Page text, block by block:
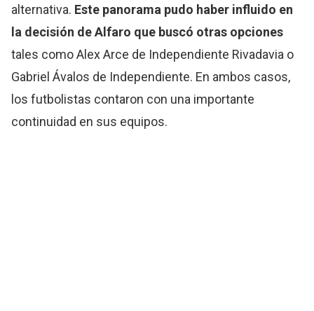
alternativa. Este panorama pudo haber influido en
la decisión de Alfaro que buscó otras opciones
tales como Alex Arce de Independiente Rivadavia o
Gabriel Ávalos de Independiente. En ambos casos,
los futbolistas contaron con una importante
continuidad en sus equipos.